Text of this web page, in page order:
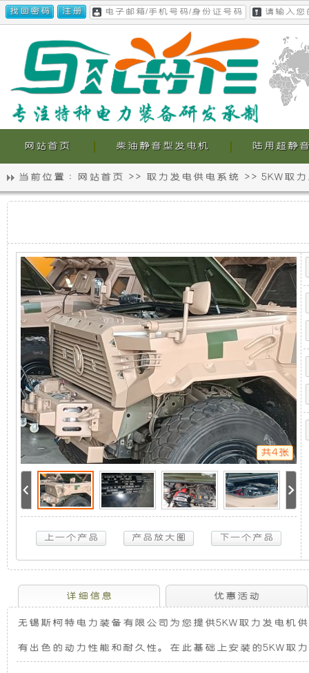
陆用超静
我
的
超
静
发
电
机
组
用
全
新
设
柴油静音型发电机
静
发
电
机
组，
是
相
对
于
放
式
发
电
网站首页
当前位置 : 网站首页 >> 取力发电供电系统 >> 5KW取
5KW
取
力
发
电
机
供
电
系
统-
猛
士
CSK
系
列
5KW
取
力
发
电
机
供
电
系
统-
猛
士
CSK
取
力
发
电
机
共4张
详细信息 优惠活动
无锡斯柯特电力装备有限公司为您提供5KW取力发电机
有出色的动力性能和耐久性。在此基础上安装的5KW取